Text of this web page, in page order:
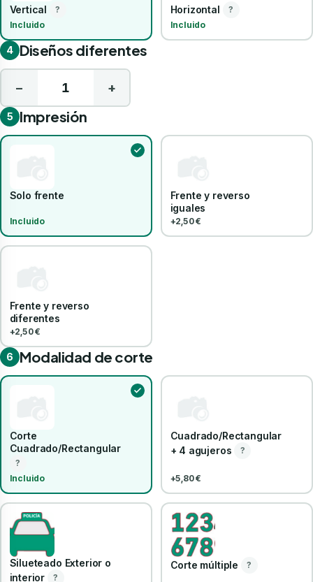
Vertical
?
Incluido
Horizontal
?
Incluido
4 Diseños diferentes
− +
5 Impresión
Solo frente
Incluido
Frente y reverso
iguales
+2,50 €
Frente y reverso
diferentes
+2,50 €
6 Modalidad de corte
Corte
Cuadrado/Rectangular
?
Incluido
Cuadrado/Rectangular
+ 4 agujeros
?
+5,80 €
Silueteado Exterior o
interior
?
Corte múltiple ?